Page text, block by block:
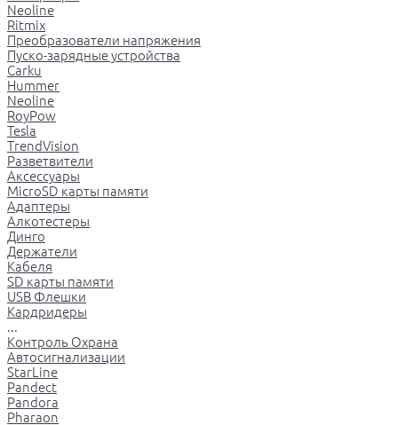
Neoline
Ritmix
Преобразователи напряжения
Пуско-зарядные устройства
Carku
Hummer
Neoline
RoyPow
Tesla
TrendVision
Разветвители
Аксессуары
MicroSD карты памяти
Адаптеры
Алкотестеры
Динго
Держатели
Кабеля
SD карты памяти
USB Флешки
Кардридеры
...
Контроль Охрана
Автосигнализации
StarLine
Pandect
Pandora
Pharaon